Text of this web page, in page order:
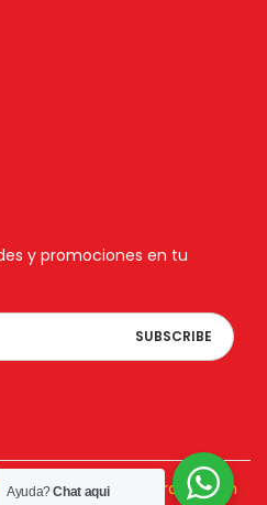
y promociones en tu
Diseño y Programación
Ayuda?Chat aqui